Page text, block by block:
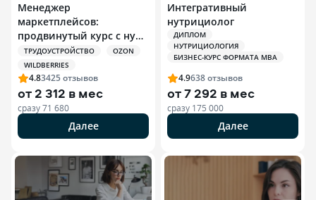
Менеджер
маркетплейсов:
продвинутый курс с нуля
+ ИИ
ТРУДОУСТРОЙСТВО
OZON
WILDBERRIES
4.83425отзывов
от2 312 в мес
сразу71 680
Далее
Интегративный
нутрициолог
ДИПЛОМ
НУТРИЦИОЛОГИЯ
БИЗНЕС-КУРС ФОРМАТА MBA
4.9638отзывов
от7 292 в мес
сразу 175 000
Далее